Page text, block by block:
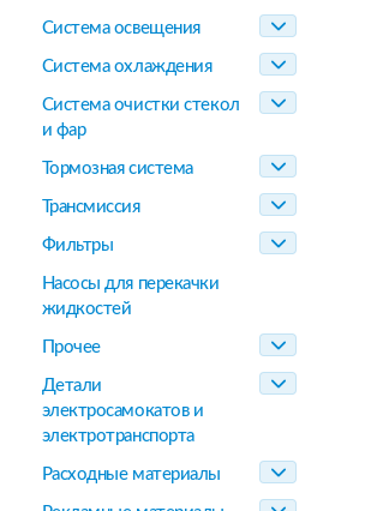
Система освещения
Система охлаждения
Система очистки стекол
и фар
Тормозная система
Трансмиссия
Фильтры
Насосы для перекачки
жидкостей
Прочее
Детали
электросамокатов и
электротранспорта
Расходные материалы